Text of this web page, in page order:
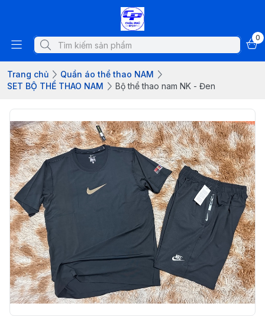
0
Trang chủ
Quần áo thể thao NAM
SET BỘ THỂ THAO NAM
Bộ thể thao nam NK - Đen